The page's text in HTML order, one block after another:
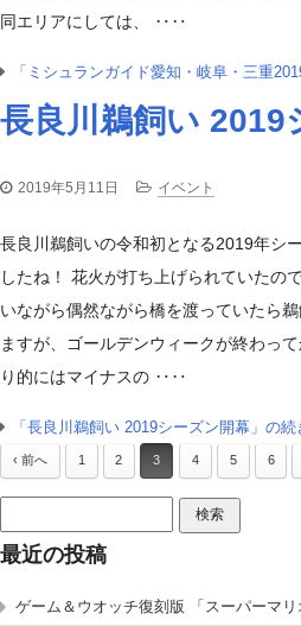
同エリアにしては、 ‥‥
「ミシュランガイド愛知・岐阜・三重
長良川鵜飼い 2019
2019年5月11日 イベント
長良川鵜飼いの令和初となる2019年シ
したね！ 花火が打ち上げられていたの
いながら偶然ながら橋を渡っていたら
ますが、ゴールデンウィークが終わっ
り的にはマイナスの ‥‥
「長良川鵜飼い 2019シーズン開幕」の続
‹ 前へ 1 2 3 4 5 6
索:
最近の投稿
ゲーム＆ウオッチ復刻版 「スーパーマ